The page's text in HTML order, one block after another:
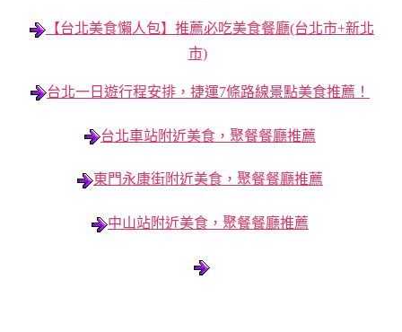
【台北美食懶人包】推薦必吃美食餐廳(台北市+新北
市)
台北一日遊行程安排，捷運7條路線景點美食推薦！
台北車站附近美食，聚餐餐廳推薦
東門永康街附近美食，聚餐餐廳推薦
中山站附近美食，聚餐餐廳推薦